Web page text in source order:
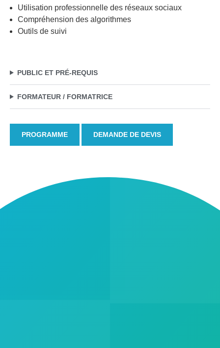
Utilisation professionnelle des réseaux sociaux
Compréhension des algorithmes
Outils de suivi
PUBLIC ET PRÉ-REQUIS
FORMATEUR / FORMATRICE
PROGRAMME DEMANDE DE DEVIS